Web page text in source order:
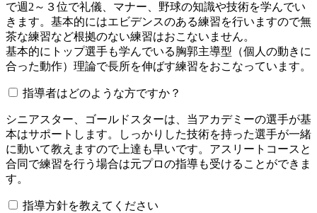
で週2～３位で礼儀、マナー、野球の知識や技術を学んでい
きます。基本的にはエビデンスのある練習を行いますので無
茶な練習など根拠のない練習はおこないません。
基本的にトップ選手も学んでいる胸郭主導型（個人の動きに
合った動作）理論で長所を伸ばす練習をおこなっています。
指導者はどのような方ですか？
シニアスター、ゴールドスターは、当アカデミーの選手が基
本はサポートします。しっかりした技術を持った選手が一緒
に動いて教えますので上達も早いです。アスリートコースと
合同で練習を行う場合は元プロの指導も受けることができま
す。
指導方針を教えてください